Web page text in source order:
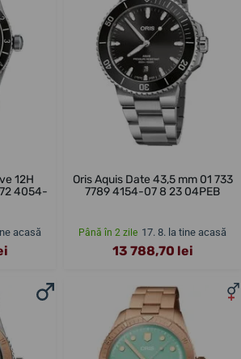
12H
4054-
acasă
Oris Aquis Date 43,5 mm 01 733
7789 4154-07 8 23 04PEB
Până în 2 zile 17. 8. la tine acasă
13 788,70 lei